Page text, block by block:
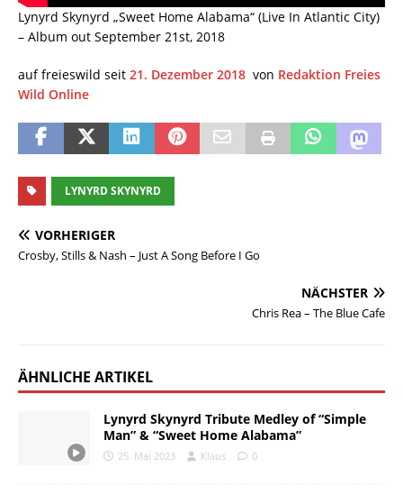
Lynyrd Skynyrd „Sweet Home Alabama“ (Live In Atlantic City)
– Album out September 21st, 2018
auf freieswild seit 21. Dezember 2018 von Redaktion Freies
Wild Online
LYNYRD SKYNYRD
VORHERIGER
Crosby, Stills & Nash – Just A Song Before I Go
NÄCHSTER
Chris Rea – The Blue Cafe
ÄHNLICHE ARTIKEL
Lynyrd Skynyrd Tribute Medley of “Simple
Man” & “Sweet Home Alabama”
25. Mai 2023 Klaus 0